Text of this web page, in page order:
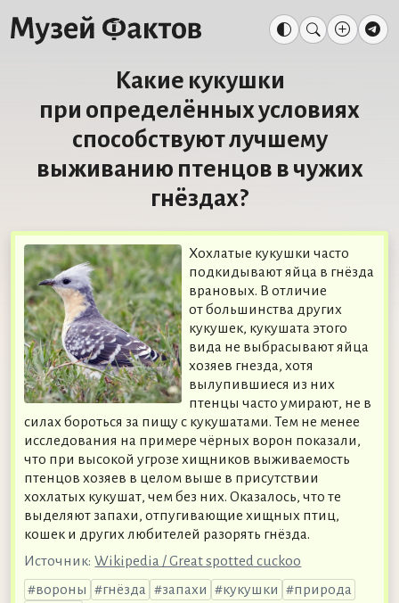
Какие кукушки
при определённых условиях
способствуют лучшему
выживанию птенцов в чужих
гнёздах?
Хохлатые кукушки часто
подкидывают яйца в гнёзда
врановых. В отличие
от большинства других
кукушек, кукушата этого
вида не выбрасывают яйца
хозяев гнезда, хотя
вылупившиеся из них
птенцы часто умирают, не в
силах бороться за пищу с кукушатами. Тем не менее
исследования на примере чёрных ворон показали,
что при высокой угрозе хищников выживаемость
птенцов хозяев в целом выше в присутствии
хохлатых кукушат, чем без них. Оказалось, что те
выделяют запахи, отпугивающие хищных птиц,
кошек и других любителей разорять гнёзда.
Источник: Wikipedia / Great spotted cuckoo
вороны
гнёзда запахи кукушки
природа